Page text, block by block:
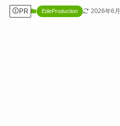
PR EtileProduction 2026年6